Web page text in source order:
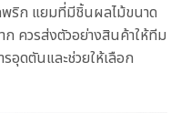
พริก แยมที่มีชิ้นผลไม้ขนาด
ควรส่งตัวอย่างสินค้าให้ทีม
ดตันและช่วยให้เลือก